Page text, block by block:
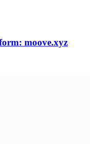
moove.xyz